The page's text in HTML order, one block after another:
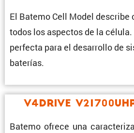
El Batemo Cell Model describe
todos los aspectos de la
perfecta para el desarrollo de
baterías.
V4Drive
Batemo ofrece una